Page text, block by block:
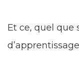
Et ce, quel que